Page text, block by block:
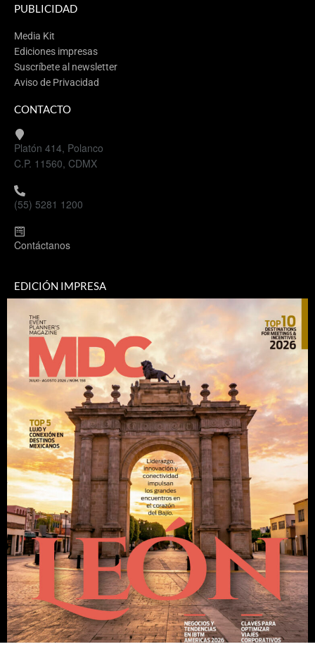
PUBLICIDAD
Media Kit
Ediciones impresas
Suscríbete al newsletter
Aviso de Privacidad
CONTACTO
Platón 414, Polanco
C.P. 11560, CDMX
(55) 5281 1200
Contáctanos
EDICIÓN IMPRESA